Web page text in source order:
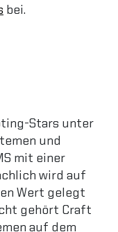
bei.
Stars unter
und
mit einer
wird auf
Wert gelegt
gehört Craft
auf dem